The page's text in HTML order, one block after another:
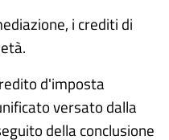
i crediti di
d'imposta
versato dalla
della conclusione